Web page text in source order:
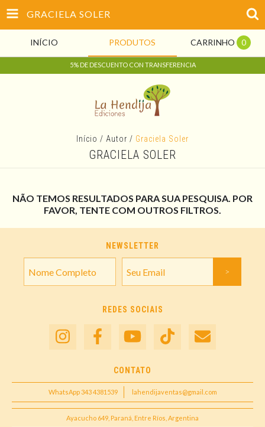
GRACIELA SOLER
INÍCIO PRODUTOS CARRINHO 0
5% DE DESCUENTO CON TRANSFERENCIA
Início / Autor / Graciela Soler
GRACIELA SOLER
NÃO TEMOS RESULTADOS PARA SUA PESQUISA. POR
FAVOR, TENTE COM OUTROS FILTROS.
NEWSLETTER
REDES SOCIAIS
CONTATO
WhatsApp 343 4381539 lahendijaventas@gmail.com
Ayacucho 649, Paraná, Entre Ríos, Argentina